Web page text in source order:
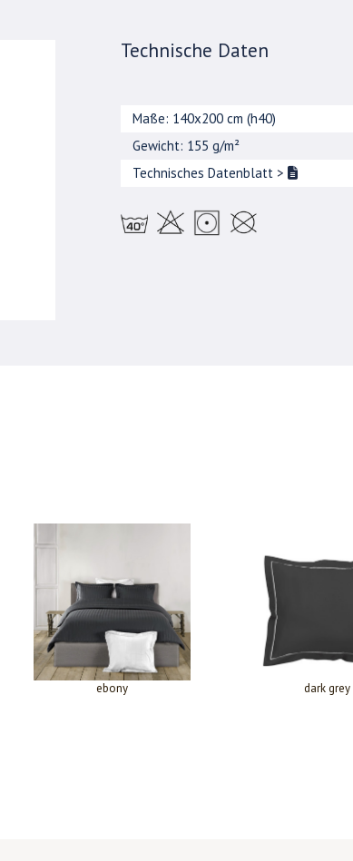
Technische Daten
Maße: 140x200 cm (h40)
Gewicht: 155 g/m²
Technisches Datenblatt >
ebony dark grey